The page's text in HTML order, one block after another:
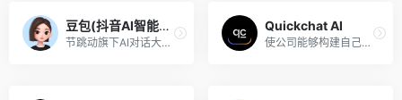
豆包(抖音AI智能助手)
节跳动旗下AI对话大模型产品！
Quickchat AI
使公司能够构建自己的多语言AI助手！